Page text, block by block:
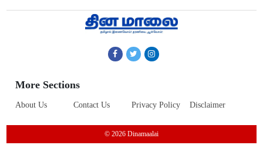
More Sections
About Us Contact Us Privacy Policy Disclaimer
© 2026 Dinamaalai